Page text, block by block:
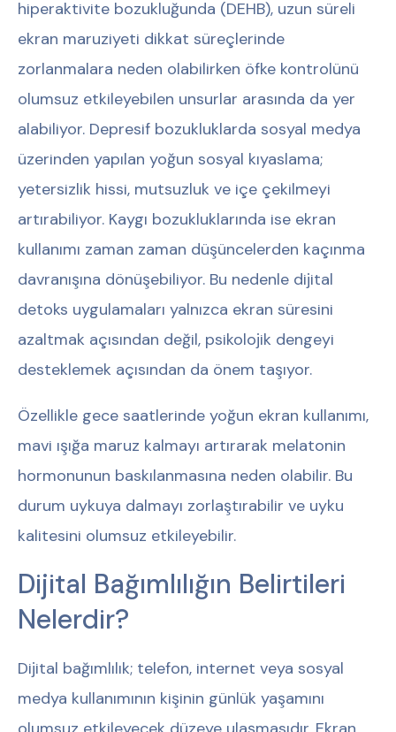
hiperaktivite bozukluğunda (DEHB), uzun süreli
ekran maruziyeti dikkat süreçlerinde
zorlanmalara neden olabilirken öfke kontrolünü
olumsuz etkileyebilen unsurlar arasında da yer
alabiliyor. Depresif bozukluklarda sosyal medya
üzerinden yapılan yoğun sosyal kıyaslama;
yetersizlik hissi, mutsuzluk ve içe çekilmeyi
artırabiliyor. Kaygı bozukluklarında ise ekran
kullanımı zaman zaman düşüncelerden kaçınma
davranışına dönüşebiliyor. Bu nedenle dijital
detoks uygulamaları yalnızca ekran süresini
azaltmak açısından değil, psikolojik dengeyi
desteklemek açısından da önem taşıyor.
Özellikle gece saatlerinde yoğun ekran kullanımı,
mavi ışığa maruz kalmayı artırarak melatonin
hormonunun baskılanmasına neden olabilir. Bu
durum uykuya dalmayı zorlaştırabilir ve uyku
kalitesini olumsuz etkileyebilir.
Dijital Bağımlılığın Belirtileri
Nelerdir?
Dijital bağımlılık; telefon, internet veya sosyal
medya kullanımının kişinin günlük yaşamını